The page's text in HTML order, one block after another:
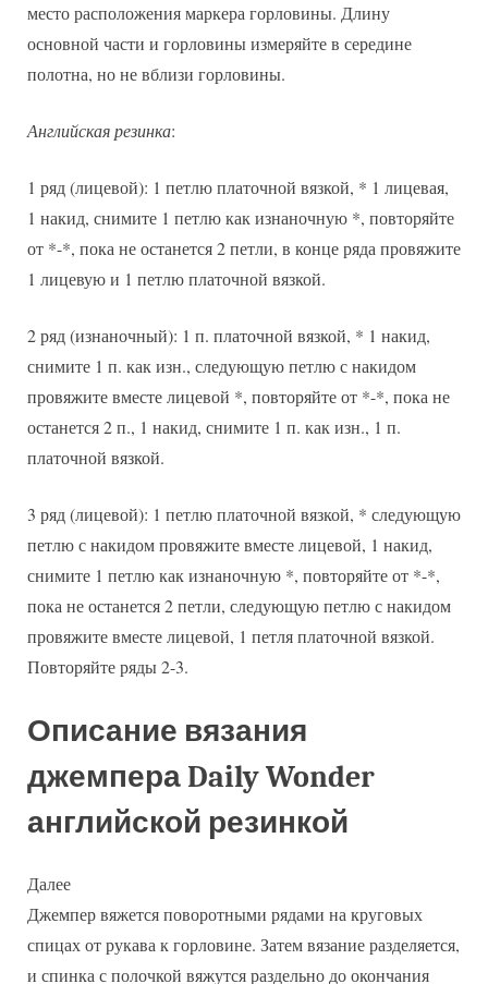
место расположения маркера горловины. Длину
основной части и горловины измеряйте в середине
полотна, но не вблизи горловины.
Английская резинка:
1 ряд (лицевой): 1 петлю платочной вязкой, * 1 лицевая,
1 накид, снимите 1 петлю как изнаночную *, повторяйте
от *-*, пока не останется 2 петли, в конце ряда провяжите
1 лицевую и 1 петлю платочной вязкой.
2 ряд (изнаночный): 1 п. платочной вязкой, * 1 накид,
снимите 1 п. как изн., следующую петлю с накидом
провяжите вместе лицевой *, повторяйте от *-*, пока не
останется 2 п., 1 накид, снимите 1 п. как изн., 1 п.
платочной вязкой.
3 ряд (лицевой): 1 петлю платочной вязкой, * следующую
петлю с накидом провяжите вместе лицевой, 1 накид,
снимите 1 петлю как изнаночную *, повторяйте от *-*,
пока не останется 2 петли, следующую петлю с накидом
провяжите вместе лицевой, 1 петля платочной вязкой.
Повторяйте ряды 2-3.
Описание вязания
джемпера Daily Wonder
английской резинкой
Далее
Джемпер вяжется поворотными рядами на круговых
спицах от рукава к горловине. Затем вязание разделяется,
и спинка с полочкой вяжутся раздельно до окончания